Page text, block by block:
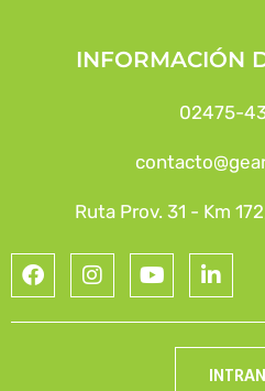
INFORMACIÓN
02475-
Ruta Prov. 31 - Km